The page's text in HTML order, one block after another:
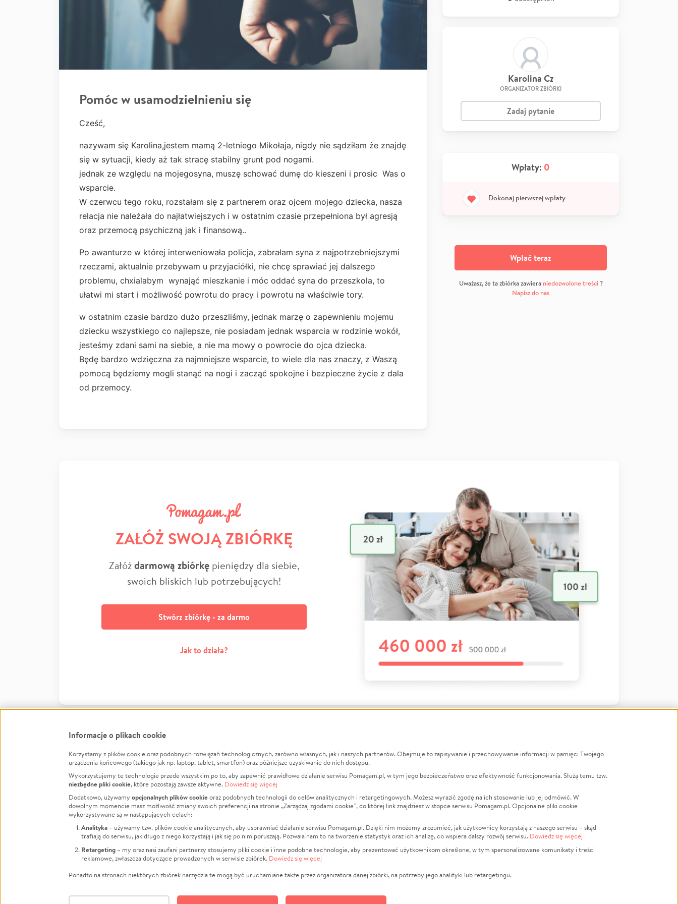
Pomóc w usamodzielnieniu się
Cześć,
nazywam się Karolina,jestem mamą 2-letniego Mikołaja, nigdy nie sądziłam że znajdę
się w sytuacji, kiedy aż tak stracę stabilny grunt pod nogami.
jednak ze względu na mojegosyna, muszę schować dumę do kieszeni i prosic Was o
wsparcie.
W czerwcu tego roku, rozstałam się z partnerem oraz ojcem mojego dziecka, nasza
relacja nie należała do najłatwiejszych i w ostatnim czasie przepełniona był agresją
oraz przemocą psychiczną jak i finansową..
Po awanturze w której interweniowała policja, zabrałam syna z najpotrzebniejszymi
rzeczami, aktualnie przebywam u przyjaciółki, nie chcę sprawiać jej dalszego
problemu, chxialabym wynająć mieszkanie i móc oddać syna do przeszkola, to
ułatwi mi start i możliwość powrotu do pracy i powrotu na właściwie tory.
w ostatnim czasie bardzo dużo przeszliśmy, jednak marzę o zapewnieniu mojemu
dziecku wszystkiego co najlepsze, nie posiadam jednak wsparcia w rodzinie wokół,
jesteśmy zdani sami na siebie, a nie ma mowy o powrocie do ojca dziecka.
Będę bardzo wdzięczna za najmniejsze wsparcie, to wiele dla nas znaczy, z Waszą
pomocą będziemy mogli stanąć na nogi i zacząć spokojne i bezpieczne życie z dala
od przemocy.
Karolina Cz
ORGANIZATOR ZBIÓRKI
Zadaj pytanie
Wpłaty: 0
Dokonaj pierwszej wpłaty
Wpłać teraz
Uważasz, że ta zbiórka zawiera niedozwolone treści?
Napisz do nas
ZAŁÓŻ SWOJĄ ZBIÓRKĘ
Załóżdarmową zbiórkępieniędzy dla siebie,
swoich bliskich lub potrzebujących!
Stwórz zbiórkę - za darmo
Jak to działa?
FacebookTwitter Instagram
LinkedInTikTok Youtube
Informacje
Jak to działa?
Regulamin
Polityka Prywatności
Kontakt
Porównanie serwisów
Polityka plików cookie
Zarządzaj zgodami cookie
O nas
Opinie
Raporty
Za darmo
Dla NGO
Fundacja Pomagam.pl
Zbieraj na
Leczenie
Zwierzęta
Pożar
Sport
Pomoc Finansowa
Pogrzeb
LGBTQ+
Powódź
Wichura
Religia
Edukacja
Informacje o plikach cookie
Korzystamy z plików cookie oraz podobnych rozwiązań technologicznych, zarówno własnych, jak i naszych partnerów. Obejmuje to zapisywanie i przechowywanie informacji w pamięci Twojego
urządzenia końcowego (takiego jak np. laptop, tablet, smartfon) oraz późniejsze uzyskiwanie do nich dostępu.
Wykorzystujemy te technologie przede wszystkim po to, aby zapewnić prawidłowe działanie serwisu Pomagam.pl, w tym jego bezpieczeństwo oraz efektywność funkcjonowania. Służą temu tzw.
niezbędne pliki cookie, które pozostają zawsze aktywne. Dowiedz się więcej
Dodatkowo, używamy opcjonalnych plików cookieoraz podobnych technologii do celów analitycznych i retargetingowych. Możesz wyrazić zgodę na ich stosowanie lub jej odmówić. W
dowolnym momencie masz możliwość zmiany swoich preferencji na stronie „Zarządzaj zgodami cookie”, do której link znajdziesz w stopce serwisu Pomagam.pl. Opcjonalne pliki cookie
wykorzystywane są w następujących celach:
Analityka – używamy tzw. plików cookie analitycznych, aby usprawniać działanie serwisu Pomagam.pl. Dzięki nim możemy zrozumieć, jak użytkownicy korzystają z naszego serwisu – skąd
trafiają do serwisu, jak długo z niego korzystają i jak się po nim poruszają. Pozwala nam to na tworzenie statystyk oraz ich analizę, co wspiera dalszy rozwój serwisu. Dowiedz się więcej
Retargeting – my oraz nasi zaufani partnerzy stosujemy pliki cookie i inne podobne technologie, aby prezentować użytkownikom określone, w tym spersonalizowane komunikaty i treści
reklamowe, zwłaszcza dotyczące prowadzonych w serwisie zbiórek. Dowiedz się więcej
Ponadto na stronach niektórych zbiórek narzędzia te mogą być uruchamiane także przez organizatora danej zbiórki, na potrzeby jego analityki lub retargetingu.